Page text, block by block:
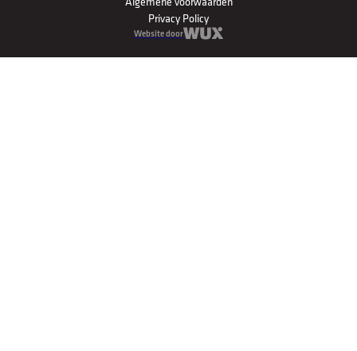
Privacy Policy
Website door